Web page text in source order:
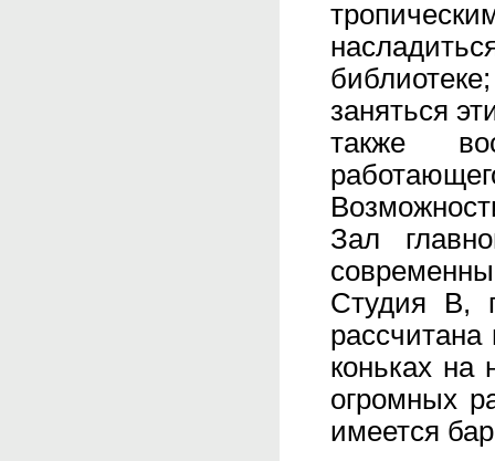
заняться
также
Зал
Студия В,
коньках
огромных
имеется